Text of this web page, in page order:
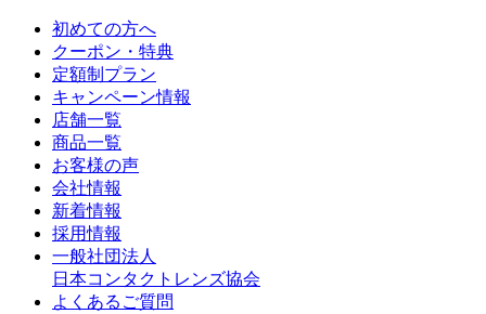
初めての方へ
クーポン・特典
定額制プラン
キャンペーン情報
店舗一覧
商品一覧
お客様の声
会社情報
新着情報
採用情報
一般社団法人
日本コンタクトレンズ協会
よくあるご質問